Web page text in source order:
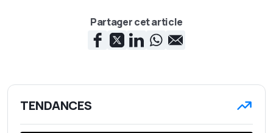
Partager cet article
TENDANCES